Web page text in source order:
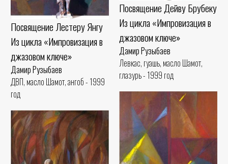
Посвящение Лестеру Янгу
Из цикла «Импровизация в
джазовом ключе»
Дамир Рузыбаев
ДВП, масло Шамот, ангоб - 1999
год
Посвящение Дейву Брубеку
Из цикла «Импровизация в
джазовом ключе»
Дамир Рузыбаев
Левкас, гуашь, масло Шамот,
глазурь - 1999 год